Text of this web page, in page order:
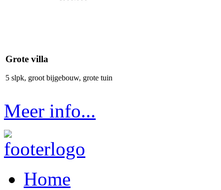
Grote villa
5 slpk, groot bijgebouw, grote tuin
Meer info...
Home